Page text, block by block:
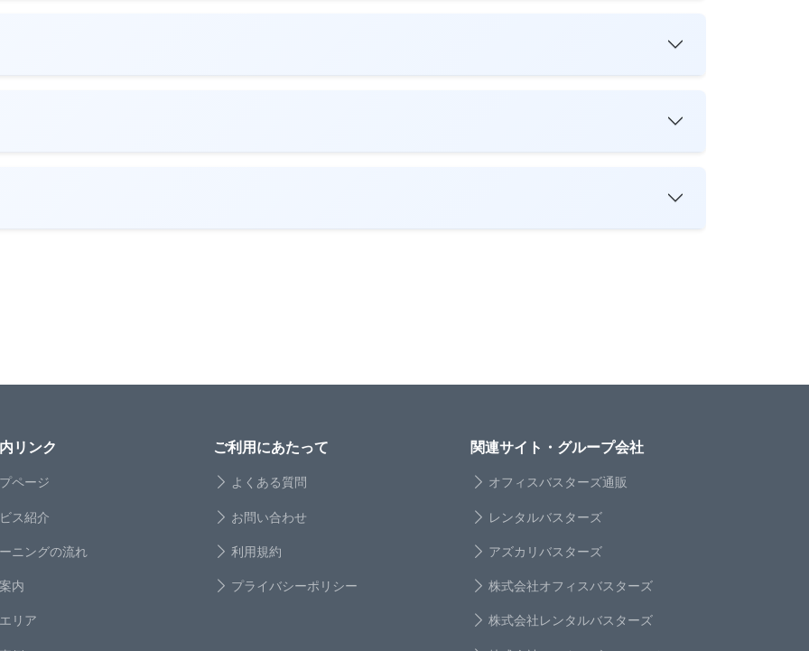
リンク
ページ
ス紹介
ニングの流れ
内
リア
ご利用にあたって
よくある質問
お問い合わせ
利用規約
プライバシーポリシー
関連サイト・グループ会社
オフィスバスターズ通販
レンタルバスターズ
アズカリバスターズ
株式会社オフィスバスターズ
株式会社レンタルバスターズ